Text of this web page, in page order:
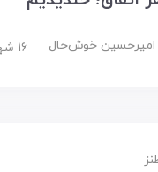
امیرحسین ‌خوش‌حال 16 شهریور 1403